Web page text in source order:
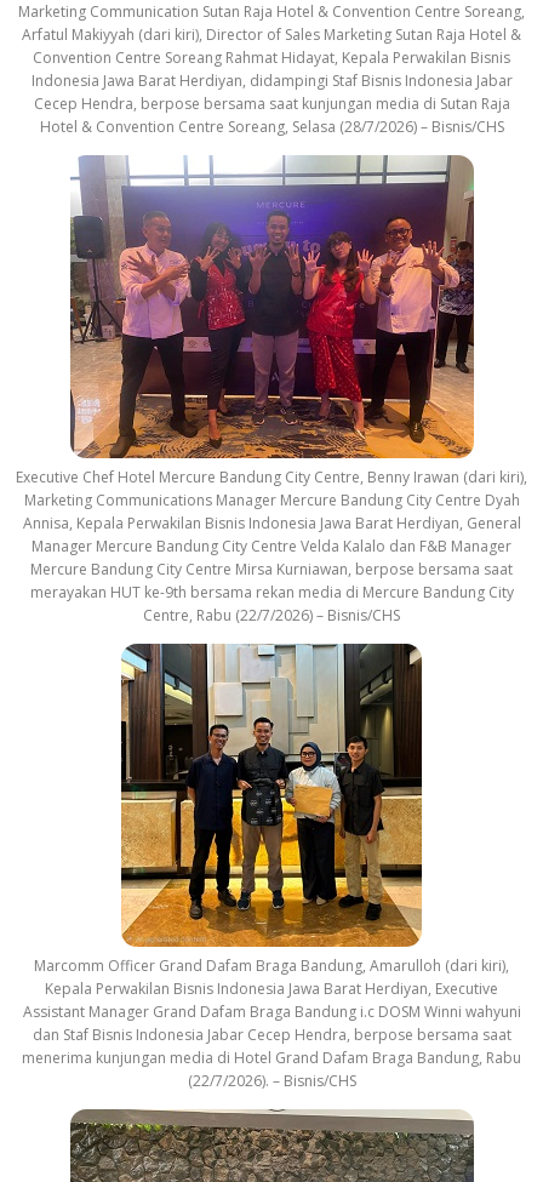
Marketing Communication Sutan Raja Hotel & Convention Centre Soreang,
Arfatul Makiyyah (dari kiri), Director of Sales Marketing Sutan Raja Hotel &
Convention Centre Soreang Rahmat Hidayat, Kepala Perwakilan Bisnis
Indonesia Jawa Barat Herdiyan, didampingi Staf Bisnis Indonesia Jabar
Cecep Hendra, berpose bersama saat kunjungan media di Sutan Raja
Hotel & Convention Centre Soreang, Selasa (28/7/2026) – Bisnis/CHS
Executive Chef Hotel Mercure Bandung City Centre, Benny Irawan (dari kiri),
Marketing Communications Manager Mercure Bandung City Centre Dyah
Annisa, Kepala Perwakilan Bisnis Indonesia Jawa Barat Herdiyan, General
Manager Mercure Bandung City Centre Velda Kalalo dan F&B Manager
Mercure Bandung City Centre Mirsa Kurniawan, berpose bersama saat
merayakan HUT ke-9th bersama rekan media di Mercure Bandung City
Centre, Rabu (22/7/2026) – Bisnis/CHS
Marcomm Officer Grand Dafam Braga Bandung, Amarulloh (dari kiri),
Kepala Perwakilan Bisnis Indonesia Jawa Barat Herdiyan, Executive
Assistant Manager Grand Dafam Braga Bandung i.c DOSM Winni wahyuni
dan Staf Bisnis Indonesia Jabar Cecep Hendra, berpose bersama saat
menerima kunjungan media di Hotel Grand Dafam Braga Bandung, Rabu
(22/7/2026). – Bisnis/CHS